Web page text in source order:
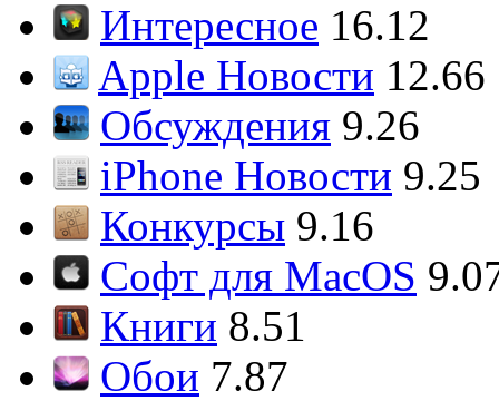
Интересное 16.12
Apple Новости 12.66
Обсуждения 9.26
iPhone Новости 9.25
Конкурсы 9.16
Софт для MacOS
Книги 8.51
Обои 7.87